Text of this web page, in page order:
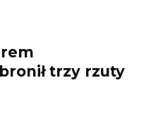
trzy rzuty